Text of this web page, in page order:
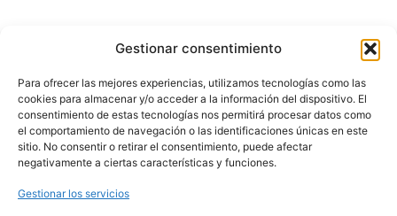
Gestionar consentimiento
Para ofrecer las mejores experiencias, utilizamos tecnologías como las
cookies para almacenar y/o acceder a la información del dispositivo. El
consentimiento de estas tecnologías nos permitirá procesar datos como
el comportamiento de navegación o las identificaciones únicas en este
sitio. No consentir o retirar el consentimiento, puede afectar
negativamente a ciertas características y funciones.
Gestionar los servicios
NO TE PIERDAS LO ÚLTIMO DEL CANAL
Haz clic en «Estoy de acuerdo» para
activar Youtube
POLÍTICA DE COOKIES